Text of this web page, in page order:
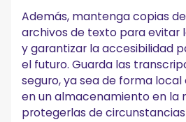
Además, mantenga copias
archivos de texto para evitar
y garantizar la accesibilidad
el futuro. Guarda las
seguro, ya sea de forma
en un almacenamiento en la
protegerlas de